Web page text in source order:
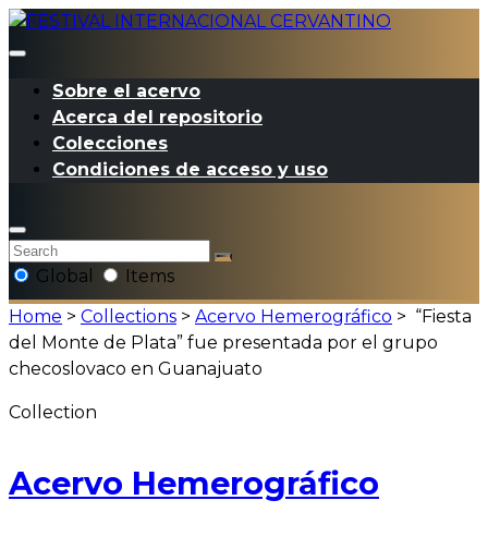
Sobre el acervo
Acerca del repositorio
Colecciones
Condiciones de acceso y uso
Global
Items
Home > Collections > Acervo Hemerográfico > “Fiesta
del Monte de Plata” fue presentada por el grupo
checoslovaco en Guanajuato
Collection
Acervo Hemerográfico